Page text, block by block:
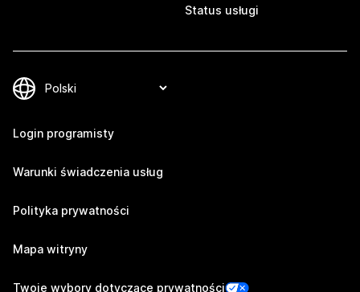
Status usługi
Login programisty
Warunki świadczenia usług
Polityka prywatności
Mapa witryny
Twoje wybory dotyczące prywatności